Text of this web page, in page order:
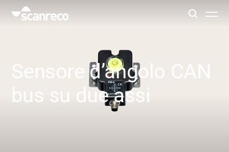
Personalizzazione
Produttività e sicurezza dell'operatore
Sensore d’angolo CAN
bus su due assi